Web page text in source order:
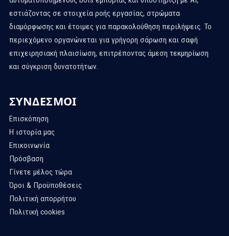
εστιάζοντας σε στοιχεία ροής εργασίας, στρώματα
διαμόρφωσης και έτοιμες για παρακολούθηση περιλήψεις. Το
περιεχόμενο οργανώνεται για γρήγορη σάρωση και σαφή
επιχειρησιακή πλαισίωση, επιτρέποντας άμεση τεκμηρίωση
και σύγκριση δυνατοτήτων.
ΣΎΝΔΕΣΜΟΙ
Επισκόπηση
Η ιστορία μας
Επικοινωνία
Πρόσβαση
Γίνετε μέλος τώρα
Όροι & Προϋποθέσεις
Πολιτική απορρήτου
Πολιτική cookies